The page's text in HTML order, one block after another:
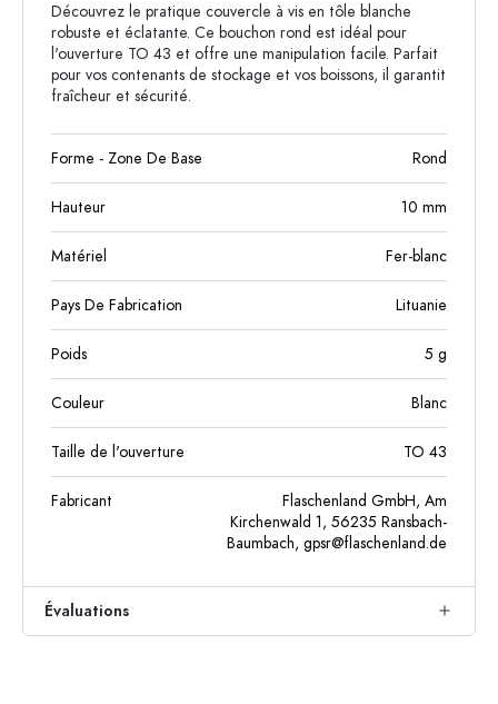
Découvrez le pratique couvercle à vis en tôle blanche
robuste et éclatante. Ce bouchon rond est idéal pour
l'ouverture TO 43 et offre une manipulation facile. Parfait
pour vos contenants de stockage et vos boissons, il garantit
fraîcheur et sécurité.
Forme - Zone De Base Rond
Hauteur 10 mm
Matériel Fer-blanc
Pays De Fabrication Lituanie
Poids 5 g
Couleur Blanc
Taille de l'ouverture TO 43
Fabricant
Flaschenland GmbH, Am
Kirchenwald 1, 56235 Ransbach-
Baumbach, gpsr@flaschenland.de
Évaluations